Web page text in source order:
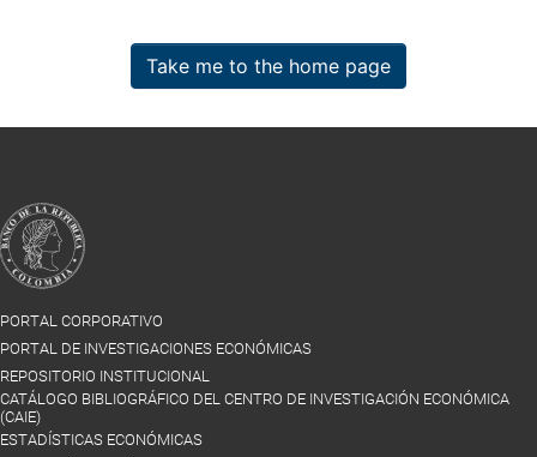
Take me to the home page
PORTAL CORPORATIVO
PORTAL DE INVESTIGACIONES ECONÓMICAS
REPOSITORIO INSTITUCIONAL
CATÁLOGO BIBLIOGRÁFICO DEL CENTRO DE INVESTIGACIÓN ECONÓMICA
(CAIE)
ESTADÍSTICAS ECONÓMICAS